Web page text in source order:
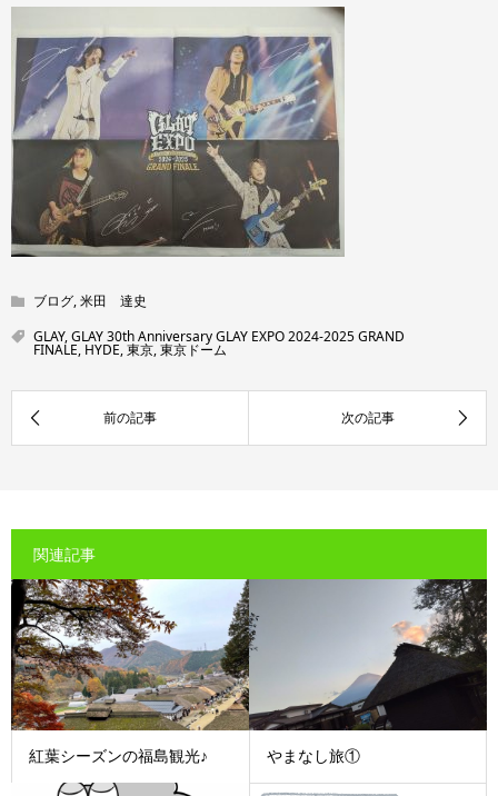
ブログ,米田 達史
GLAY,GLAY 30th Anniversary GLAY EXPO 2024-2025 GRAND
FINALE, HYDE,東京,東京ドーム
関連記事
紅葉シーズンの福島観光♪ やまなし旅①